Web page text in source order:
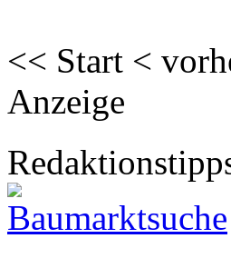
<< Start <
Anzeige